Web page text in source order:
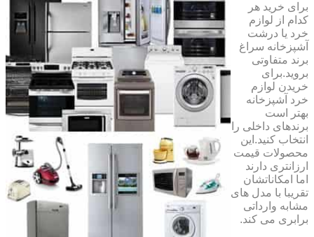
برای خرید هر
کدام از لوازم
خرد یا درشت
آشپزخانه سراغ
برند متفاوتی
بروید.برای
خریدن لوازم
خرد آشپزخانه
بهتر است
برندهای داخلی را
انتخاب کنید.این
محصولات قیمت
ارزانتری دارند
اما امکاناتشان
تقریبا با مدل های
مشابه وارداتی
برابری می کند.